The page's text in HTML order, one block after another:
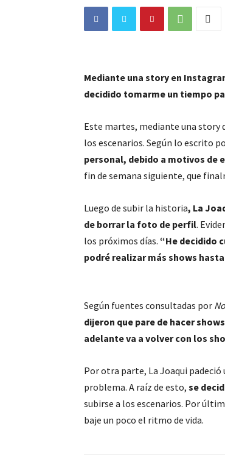
Mediante una story en
decidido tomarme un tiempo
Este martes, mediante una story
los escenarios. Según lo escrito
personal, debido a motivos de
fin de semana siguiente, que
Luego de subir la historia, La
de borrar la foto de perfil.
los próximos días. “He decidido
podré realizar más shows
Según fuentes consultadas por
dijeron que pare de hacer
adelante va a volver con los
Por otra parte, La Joaqui padeció
problema. A raíz de esto, se
subirse a los escenarios. Por
baje un poco el ritmo de vida.